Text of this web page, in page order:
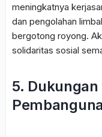
meningkatnya
dan pengolahan
bergotong royong.
solidaritas sosial
5.